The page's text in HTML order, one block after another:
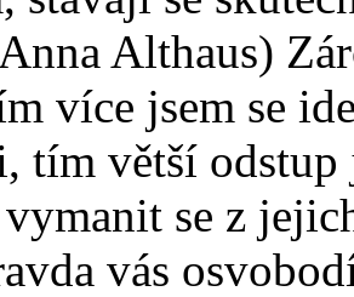
Althaus)
více jsem se
tím větší
se z
vás